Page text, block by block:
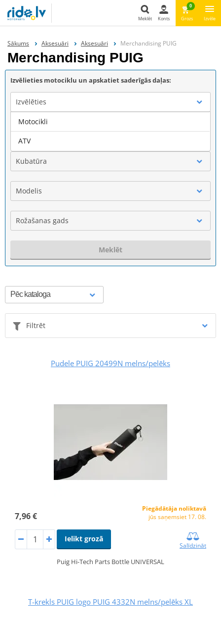
Meklēt Konts
0
Grozs Izvēle
Sākums Aksesuāri Aksesuāri Merchandising PUIG
Merchandising PUIG
Izvēlieties motociklu un apskatiet saderīgās daļas:
Izvēlēties
Marka
Kubatūra
Modelis
Rožašanas gads
Meklēt
Filtrēt
Pudele PUIG 20499N melns/pelēks
7,96 €
Piegādātāja noliktavā
jūs saņemsiet 17. 08.
Ielikt grozā
Salīdzināt
Puig Hi-Tech Parts Bottle UNIVERSAL
T-krekls PUIG logo PUIG 4332N melns/pelēks XL
Motocikli
ATV